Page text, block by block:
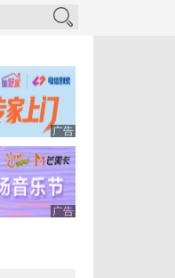
广告
广告